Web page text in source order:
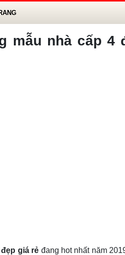
mẫu nhà cấp 4
giá rẻ đang hot nhất năm